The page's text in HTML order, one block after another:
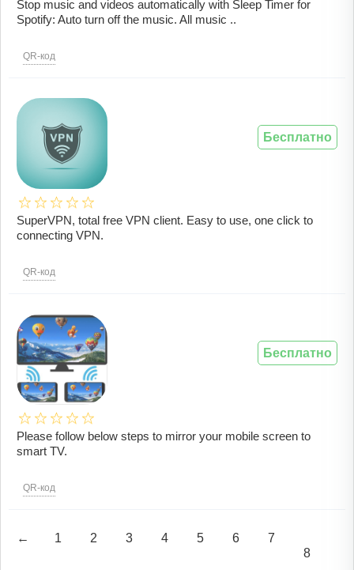
Stop music and videos automatically with Sleep Timer for
Spotify: Auto turn off the music. All music ..
QR-код
SuperVPN, total free VPN client. Easy to use, one click to
connecting VPN.
QR-код
Бесплатно
Please follow below steps to mirror your mobile screen to
smart TV.
QR-код
Бесплатно
← 1 2 3 4 5 6
7
8